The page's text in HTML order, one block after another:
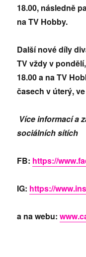
18.00, následně
na TV Hobby.
Další nové díly
TV vždy v
18.00 a na TV
časech v úterý,
Více informací a
sociálních sítích
FB: https://
IG: https://
a na webu: